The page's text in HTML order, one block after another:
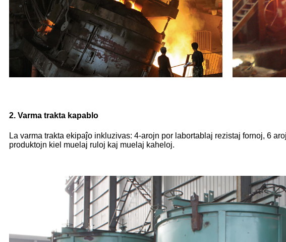
2. Varma trakta kapablo
La varma trakta ekipaĵo inkluzivas: 4-arojn por labortablaj rezistaj fornoj, 6
produktojn kiel muelaj ruloj kaj muelaj kaheloj.